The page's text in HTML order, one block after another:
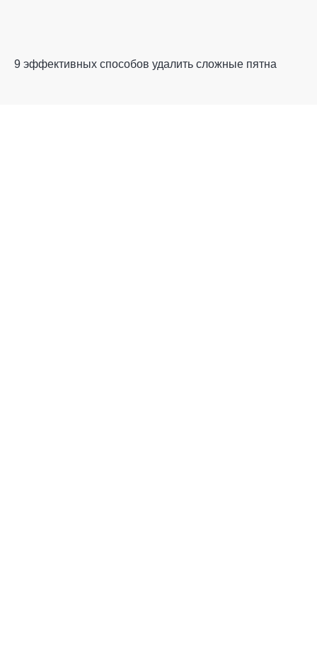
9 эффективных способов удалить сложные пятна